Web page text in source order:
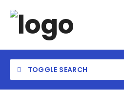
TOGGLE SEARCH